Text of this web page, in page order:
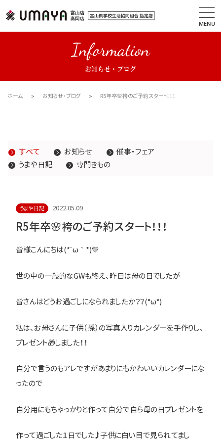
MENU
Information
お知らせ・ブログ
ホーム お知らせ・ブログ R5年卒🌸袴のご予約スタート！！！
すべて お知らせ
催事・フェア
うまや日記
専門きもの
うまや日記 2022.05.09
R5年卒🌸袴のご予約スタート！！！
皆様こんにちは(*´ω｀*)💛
世の中の一般的なGWも終え、昨日は母の日でしたが
皆さんはどうお過ごしになられましたか？？(°ω°)
私は、お母さんに子供（孫）の写真入りカレンダーを手作りし、
プレゼント🎁しました！！
自分で言うのもアレですがあまりにもかわいいカレンダーにな
ったので
自分用にもちゃっかりと作って自分で自ら母の日プレゼントを
作って過ごした１日でした♪子供に白い目で見られてまし